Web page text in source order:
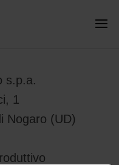
s.p.a.
1
Nogaro (UD)